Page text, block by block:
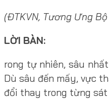
(ĐTKVN, Tương Ưng
LỜI BÀN:
rong tự nhiên, sâu
Dù sâu đến mấy, vực
đổi thay trong từng sát